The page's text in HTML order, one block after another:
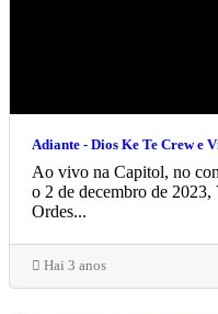
Adiante - Dios Ke Te Crew e
Ao vivo na Capitol, no
o 2 de decembro de
Ordes...
Hai 3 anos